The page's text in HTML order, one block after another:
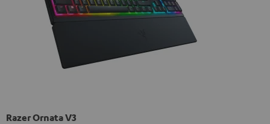
Razer Ornata V3